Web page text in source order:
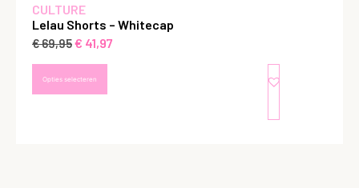
CULTURE
Lelau Shorts – Whitecap
€69,95€ 41,97
Opties selecteren